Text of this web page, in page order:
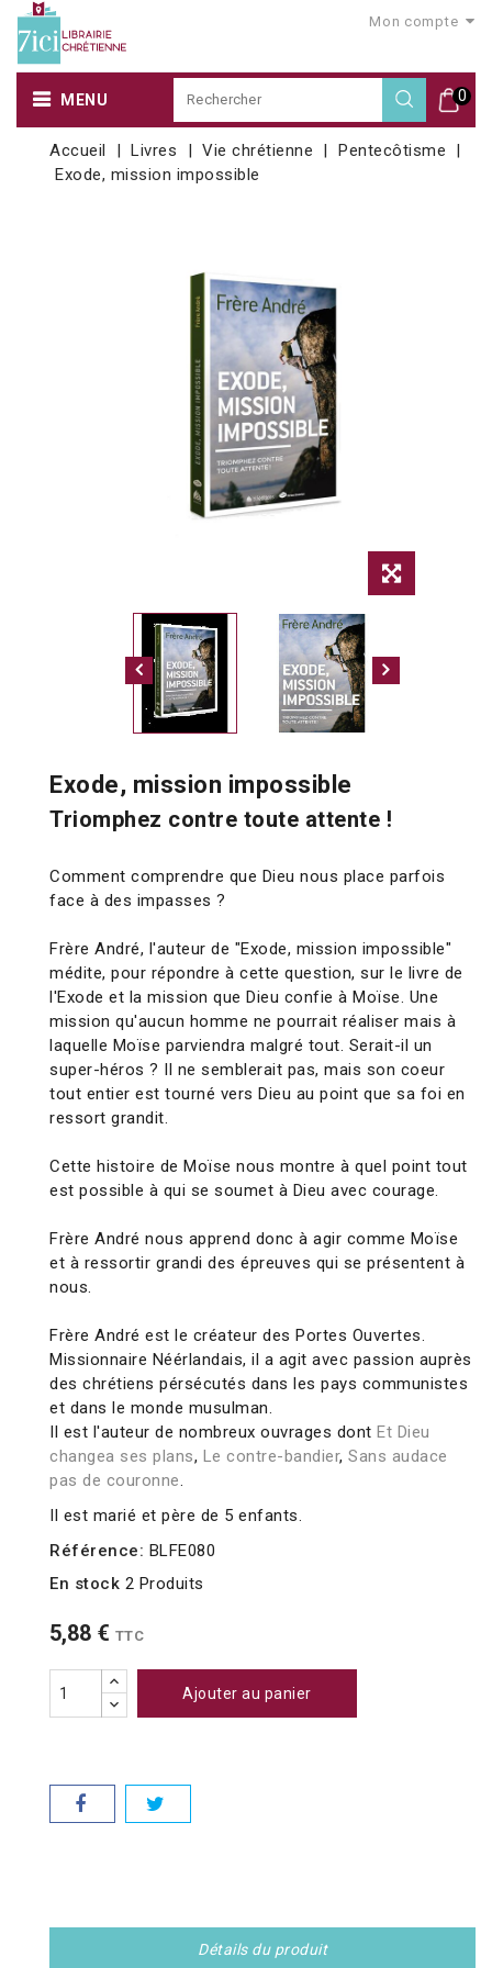
Mon compte
0
MENU
Accueil Livres Vie chrétienne
Pentecôtisme
Exode, mission impossible
Exode, mission impossible
Triomphez contre toute attente !
Comment comprendre que Dieu nous place parfois
face à des impasses ?
Frère André, l'auteur de "Exode, mission impossible"
médite, pour répondre à cette question, sur le livre de
l'Exode et la mission que Dieu confie à Moïse. Une
mission qu'aucun homme ne pourrait réaliser mais à
laquelle Moïse parviendra malgré tout. Serait-il un
super-héros ? Il ne semblerait pas, mais son coeur
tout entier est tourné vers Dieu au point que sa foi en
ressort grandit.
Cette histoire de Moïse nous montre à quel point tout
est possible à qui se soumet à Dieu avec courage.
Frère André nous apprend donc à agir comme Moïse
et à ressortir grandi des épreuves qui se présentent à
nous.
Frère André est le créateur des Portes Ouvertes.
Missionnaire Néérlandais, il a agit avec passion auprès
des chrétiens pérsécutés dans les pays communistes
et dans le monde musulman.
Il est l'auteur de nombreux ouvrages dont Et Dieu
changea ses plans, Le contre-bandier, Sans audace
pas de couronne.
Il est marié et père de 5 enfants.
Référence: BLFE080
En stock 2 Produits
5,88 € TTC
Ajouter au panier
Détails du produit